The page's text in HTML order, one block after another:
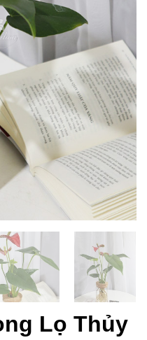
Lọ Thủy